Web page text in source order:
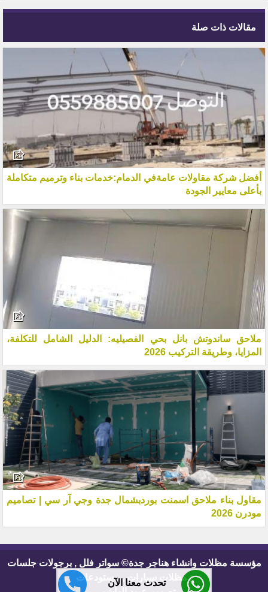
تحدث معنا الآن
مقالات ذات صلة
أفضل شركة مقاولات عامةفي الدمام:خدمات بناء وترميم متكاملة
بأعلى معايير الجودة
ملاحق ساندوتش بانل بحي الفصيليه: الدليل الشامل للتكلفة،
المزايا، وطريقة التركيب 2026
مقاول بناء ملاحق اسمنت بوردبشمال جدة وجي آر سي | تصاميم
مودرن 2026
مؤسسة مظلات وانشاء هناجر جدة© سواتر فلل , برجولات جلسات
, مظلات سيارات , مستودعات